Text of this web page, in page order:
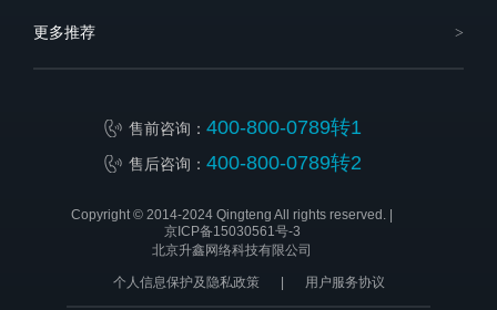
更多推荐
售前咨询： 400-800-0789转1
售后咨询： 400-800-0789转2
Copyright © 2014-2024 Qingteng All rights reserved. |
京ICP备15030561号-3
北京升鑫网络科技有限公司
个人信息保护及隐私政策 用户服务协议